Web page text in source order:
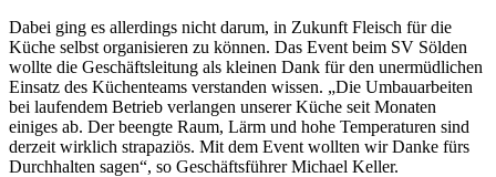
Dabei ging es allerdings nicht darum, in Zukunft Fleisch für die
Küche selbst organisieren zu können. Das Event beim SV Sölden
wollte die Geschäftsleitung als kleinen Dank für den unermüdlichen
Einsatz des Küchenteams verstanden wissen. „Die Umbauarbeiten
bei laufendem Betrieb verlangen unserer Küche seit Monaten
einiges ab. Der beengte Raum, Lärm und hohe Temperaturen sind
derzeit wirklich strapaziös. Mit dem Event wollten wir Danke fürs
Durchhalten sagen“, so Geschäftsführer Michael Keller.